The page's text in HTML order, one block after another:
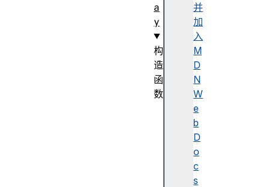
并
加
入
M
D
N
W
e
b
D
o
c
s
a
y
构
造
函
数